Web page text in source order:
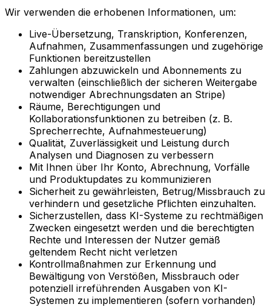
Wir verwenden die erhobenen Informationen, um:
Live-Übersetzung, Transkription, Konferenzen,
Aufnahmen, Zusammenfassungen und zugehörige
Funktionen bereitzustellen
Zahlungen abzuwickeln und Abonnements zu
verwalten (einschließlich der sicheren Weitergabe
notwendiger Abrechnungsdaten an Stripe)
Räume, Berechtigungen und
Kollaborationsfunktionen zu betreiben (z. B.
Sprecherrechte, Aufnahmesteuerung)
Qualität, Zuverlässigkeit und Leistung durch
Analysen und Diagnosen zu verbessern
Mit Ihnen über Ihr Konto, Abrechnung, Vorfälle
und Produktupdates zu kommunizieren
Sicherheit zu gewährleisten, Betrug/Missbrauch zu
verhindern und gesetzliche Pflichten einzuhalten.
Sicherzustellen, dass KI-Systeme zu rechtmäßigen
Zwecken eingesetzt werden und die berechtigten
Rechte und Interessen der Nutzer gemäß
geltendem Recht nicht verletzen
Kontrollmaßnahmen zur Erkennung und
Bewältigung von Verstößen, Missbrauch oder
potenziell irreführenden Ausgaben von KI-
Systemen zu implementieren (sofern vorhanden)